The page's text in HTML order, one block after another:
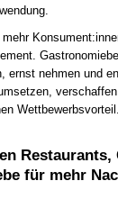
mehr
ernst nehmen und
Wettbewerbsvorteil.
Restaurants,
für mehr